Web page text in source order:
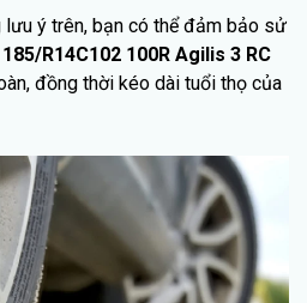
lưu ý trên, bạn có thể đảm bảo sử
R14C102 100R Agilis 3 RC
đồng thời kéo dài tuổi thọ của